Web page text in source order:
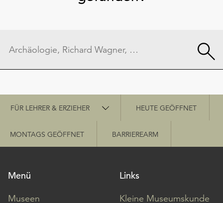
Schnellzugriff
FÜR LEHRER & ERZIEHER HEUTE GEÖFFNET
MONTAGS GEÖFFNET BARRIEREARM
Menü
Museen
Links
Kleine Museumskunde